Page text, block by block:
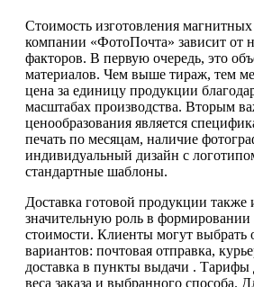
Стоимость изготовления магнитных
компании «ФотоПочта» зависит от
факторов. В первую очередь, это
материалов. Чем выше тираж, тем
цена за единицу продукции
масштабах производства. Вторым
ценообразования является
печать по месяцам, наличие
индивидуальный дизайн с
стандартные шаблоны.
Доставка готовой продукции также
значительную роль в формировании
стоимости. Клиенты могут выбрать
вариантов: почтовая отправка,
доставка в пункты выдачи . Тарифы
веса заказа и выбранного способа.